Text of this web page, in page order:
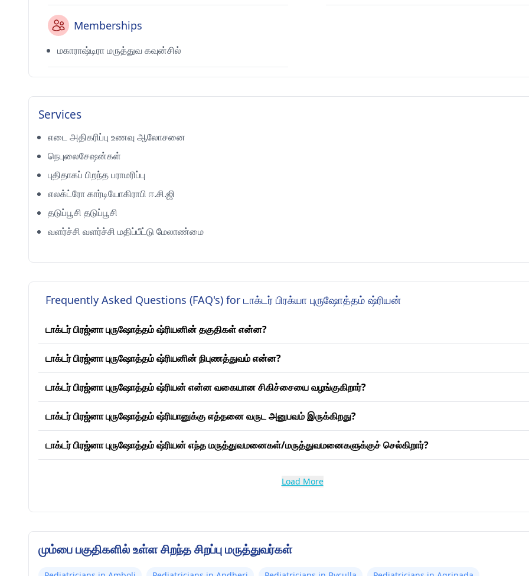
Memberships
மகாராஷ்டிரா மருத்துவ கவுன்சில்
Services
எடை அதிகரிப்பு உணவு ஆலோசனை
நெபுலைசேஷன்கள்
புதிதாகப் பிறந்த பராமரிப்பு
எலக்ட்ரோ கார்டியோகிராபி ஈ.சி.ஜி
தடுப்பூசி தடுப்பூசி
வளர்ச்சி வளர்ச்சி மதிப்பீட்டு மேலாண்மை
Frequently Asked Questions (FAQ's) for டாக்டர் பிரக்யா புருஷோத்தம் ஷ்ரியன்
டாக்டர் பிரஜ்னா புருஷோத்தம் ஷ்ரியனின் தகுதிகள் என்ன?
டாக்டர் பிரஜ்னா புருஷோத்தம் ஷ்ரியனின் நிபுணத்துவம் என்ன?
டாக்டர் பிரஜ்னா புருஷோத்தம் ஷ்ரியன் என்ன வகையான சிகிச்சையை வழங்குகிறார்?
டாக்டர் பிரஜ்னா புருஷோத்தம் ஷ்ரியானுக்கு எத்தனை வருட அனுபவம் இருக்கிறது?
டாக்டர் பிரஜ்னா புருஷோத்தம் ஷ்ரியன் எந்த மருத்துவமனைகள்/மருத்துவமனைகளுக்குச் செல்கிறார்?
Load More
மும்பை பகுதிகளில் உள்ள சிறந்த சிறப்பு மருத்துவர்கள்